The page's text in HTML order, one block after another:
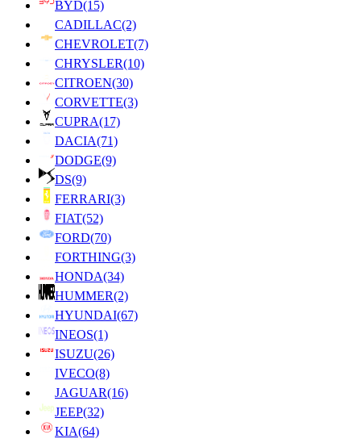
BYD(15)
CADILLAC(2)
CHEVROLET(7)
CHRYSLER(10)
CITROEN(30)
CORVETTE(3)
CUPRA(17)
DACIA(71)
DODGE(9)
DS(9)
FERRARI(3)
FIAT(52)
FORD(70)
FORTHING(3)
HONDA(34)
HUMMER(2)
HYUNDAI(67)
INEOS(1)
ISUZU(26)
IVECO(8)
JAGUAR(16)
JEEP(32)
KIA(64)